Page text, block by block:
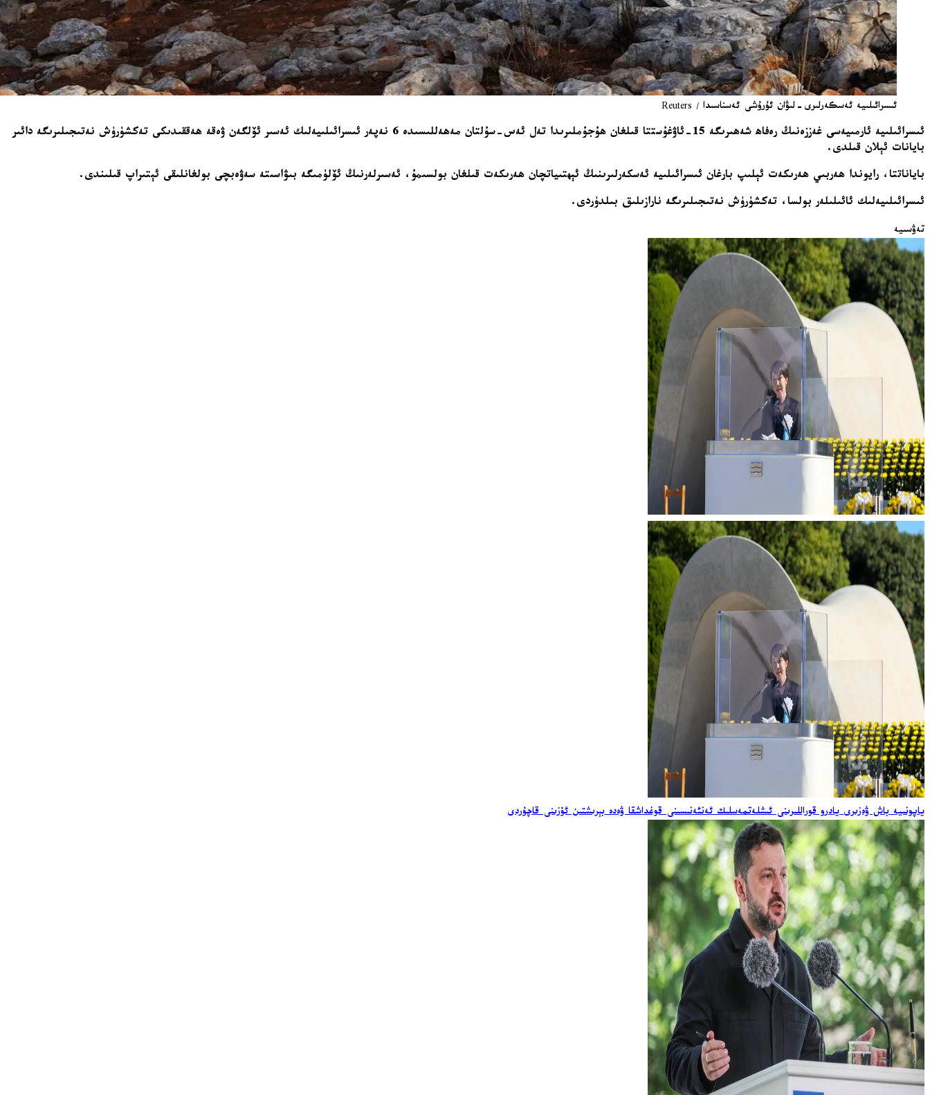
ئىسرائىلىيە ئەسكەرلىرى-لىۋان ئۇرۇشى ئەسناسىدا / Reuters
ئىسرائىلىيە ئارمىيەسى غەززەنىڭ رەفاھ شەھىرىگە 15-ئاۋغۇستتا قىلغان ھۇجۇملىرىدا تەل ئەس-سۇلتان مەھەللىسىدە 6 نەپەر ئىسرائىلىيەلىك ئەسىر ئۆلگەن ۋەقە ھەققىدىكى تەكشۈرۈش نەتىجىلىرىگە دائىر
بايانات ئېلان قىلدى.
باياناتتا، رايوندا ھەربىي ھەرىكەت ئېلىپ بارغان ئىسرائىلىيە ئەسكەرلىرىنىڭ ئېھتىياتچان ھەرىكەت قىلغان بولسىمۇ، ئەسىرلەرنىڭ ئۆلۈمىگە بىۋاسىتە سەۋەبچى بولغانلىقى ئېتىراپ قىلىندى.
ئىسرائىلىيەلىك ئائىلىلەر بولسا، تەكشۈرۈش نەتىجىلىرىگە نارازىلىق بىلدۈردى.
تەۋسىيە
ياپونىيە باش ۋەزىرى يادرو قوراللىرىنى ئىشلەتمەسلىك ئەنئەنىسىنى قوغداشقا ۋەدە بېرىشتىن ئۆزىنى قاچۇردى